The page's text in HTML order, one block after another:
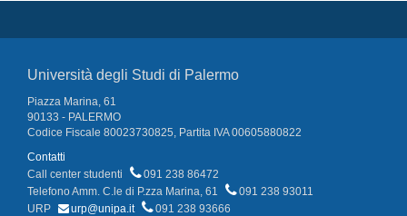
Università degli Studi di Palermo
Piazza Marina, 61
90133 - PALERMO
Codice Fiscale 80023730825, Partita IVA 00605880822
Contatti
Call center studenti
091 238 86472
Telefono Amm. C.le di P.zza Marina, 61
091 238 93011
URP
urp@unipa.it
091 238 93666